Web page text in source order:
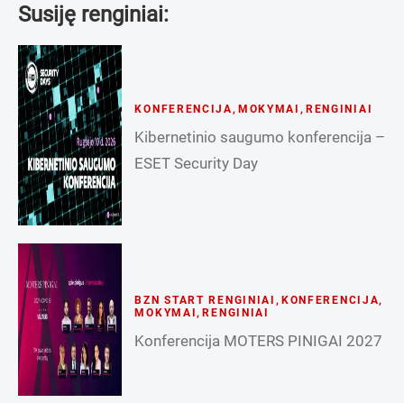
Susiję renginiai:
KONFERENCIJA , MOKYMAI , RENGINIAI
Kibernetinio saugumo konferencija –
ESET Security Day
BZN START RENGINIAI , KONFERENCIJA,
MOKYMAI ,RENGINIAI
Konferencija MOTERS PINIGAI 2027